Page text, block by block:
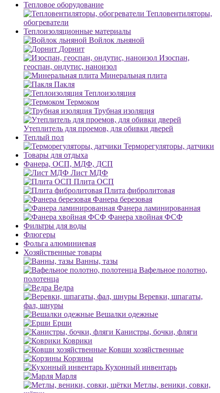
Тепловое оборудование
Тепловентиляторы,
обогреватели
Теплоизоляционные материалы
Войлок льняной
Дорнит
Изоспан,
геоспан, ондутис, наноизол
Минеральная плита
Пакля
Теплоизоляция
Термоком
Трубная изоляция
Утеплитель для проемов, для обивки дверей
Теплый пол
Терморегуляторы, датчики
Товары для отдыха
Фанера, ОСП, МДФ, ДСП
Лист МДФ
Плита ОСП
Плита фибролитовая
Фанера березовая
Фанера ламинированная
Фанера хвойная ФСФ
Фильтры для воды
Флюгеры
Фольга алюминиевая
Хозяйственные товары
Ванны, тазы
Вафельное полотно,
полотенца
Ведра
Веревки, шпагаты,
фал, шнуры
Вешалки одежные
Ерши
Канистры, бочки, фляги
Коврики
Ковши хозяйственные
Корзины
Кухонный инвентарь
Марля
Метлы, веники, совки,